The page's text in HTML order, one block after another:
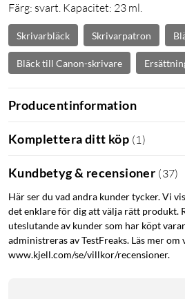
Färg: svart. Kapacitet: 23 ml.
Skrivarbläck Skrivarpatron
Bläck till Canon-skrivare
Producentinformation
Komplettera ditt köp (1 )
Kundbetyg & recensioner (37)
Här ser du vad andra kunder tycker. Vi
det enklare för dig att välja rätt produkt.
uteslutande av kunder som har köpt
administreras av TestFreaks. Läs mer
www.kjell.com/se/villkor/recensioner.